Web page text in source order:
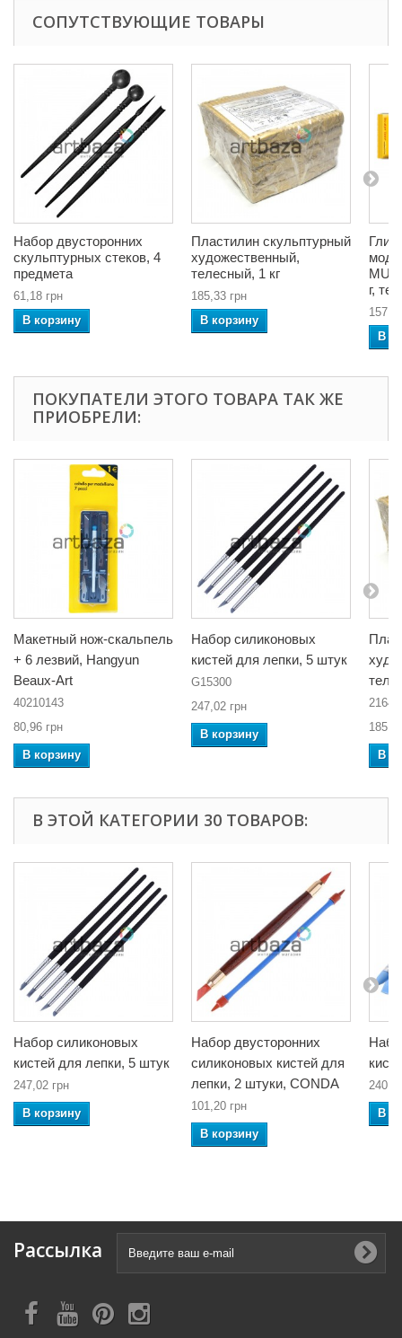
СОПУТСТВУЮЩИЕ ТОВАРЫ
Набор двусторонних
скульптурных стеков, 4
предмета
61,18 грн
В корзину
Пластилин скульптурный
художественный,
телесный, 1 кг
185,33 грн
В корзину
г,
В
ПОКУПАТЕЛИ ЭТОГО ТОВАРА ТАК ЖЕ
ПРИОБРЕЛИ:
Макетный нож-скальпель
+ 6 лезвий, Hangyun
Beaux-Art
40210143
80,96 грн
В корзину
Набор силиконовых
кистей для лепки, 5 штук
G15300
247,02 грн
В корзину
2164
В
В ЭТОЙ КАТЕГОРИИ 30 ТОВАРОВ:
Набор силиконовых
кистей для лепки, 5 штук
247,02 грн
В корзину
Набор двусторонних
силиконовых кистей для
лепки, 2 штуки, CONDA
101,20 грн
В корзину
В
Рассылка